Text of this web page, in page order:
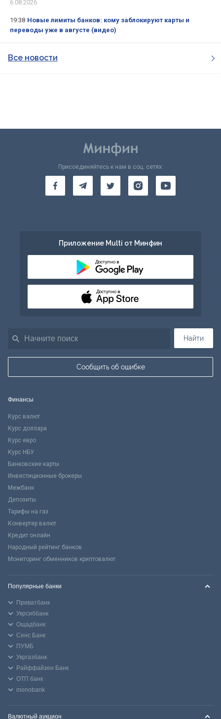
6.08.2026
19:38 Новые лимиты банков: кому заблокируют карты и
переводы уже в августе (видео)
Все новости
Найти
Сообщить об ошибке
Присоединяйтесь к нам в соц. сетях:
Приложение Multi от Минфин
Доступно в
Доступно в
Финансы
Курс валют
Курс доллара
Курс евро
Курс НБУ
Банковские карты
Инвестиционные брокеры
Межбанк
Депозиты
Тарифы на газ
Конвертер валют
Кредит онлайн
Народный рейтинг банков
Мониторинг обменников криптовалют
Популярные банки
Приватбанк
Укрсиббанк
Ощадбанк
Сенс Банк
ПУМБ
Укргазбанк
Райффайзен Банк
ОТП банк
monobank
Валютный аукцион